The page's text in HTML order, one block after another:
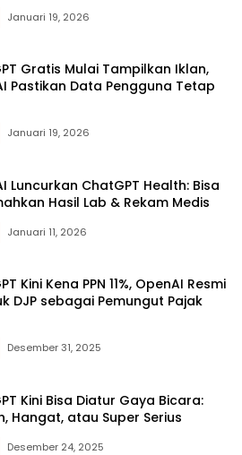
Januari 19, 2026
Gratis Mulai Tampilkan Iklan,
Pastikan Data Pengguna Tetap
Januari 19, 2026
Luncurkan ChatGPT Health: Bisa
Hasil Lab & Rekam Medis
Januari 11, 2026
Kini Kena PPN 11%, OpenAI Resmi
DJP sebagai Pemungut Pajak
Desember 31, 2025
Kini Bisa Diatur Gaya Bicara:
Hangat, atau Super Serius
Desember 24, 2025